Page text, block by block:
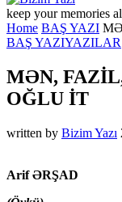
keep your memories
Home BAŞ YAZI
BAŞ YAZIYAZILAR
MƏN,
OĞLU İT
written by Bizim Yazı
Arif ƏRŞAD